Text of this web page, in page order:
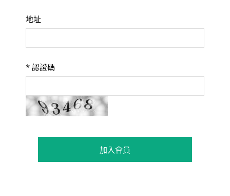
地址
* 認證碼